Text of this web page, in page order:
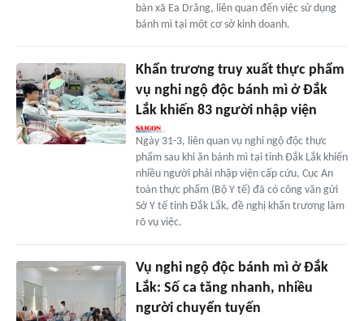
bàn xã Ea Drăng, liên quan đến việc sử dụng
bánh mì tại một cơ sở kinh doanh.
Khẩn trương truy xuất thực phẩm
vụ nghi ngộ độc bánh mì ở Đắk
Lắk khiến 83 người nhập viện
Ngày 31-3, liên quan vụ nghi ngộ độc thực
phẩm sau khi ăn bánh mì tại tỉnh Đắk Lắk khiến
nhiều người phải nhập viện cấp cứu, Cục An
toàn thực phẩm (Bộ Y tế) đã có công văn gửi
Sở Y tế tỉnh Đắk Lắk, đề nghị khẩn trương làm
rõ vụ việc.
Vụ nghi ngộ độc bánh mì ở Đắk
Lắk: Số ca tăng nhanh, nhiều
người chuyển tuyến